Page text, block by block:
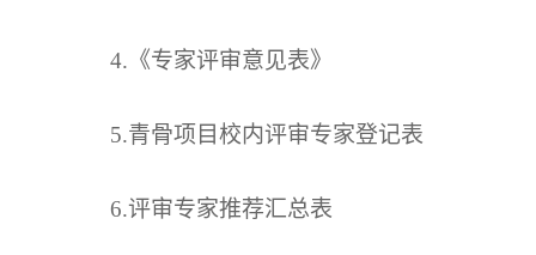
4.《专家评审意见表》
5.青骨项目校内评审专家登记表
6.评审专家推荐汇总表